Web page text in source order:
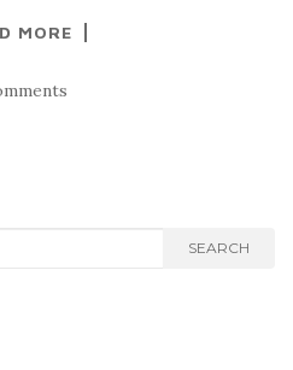
MORE
SEARCH